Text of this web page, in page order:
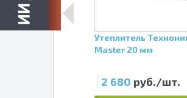
Утеплитель
Master 20 мм
2 680 руб./шт.